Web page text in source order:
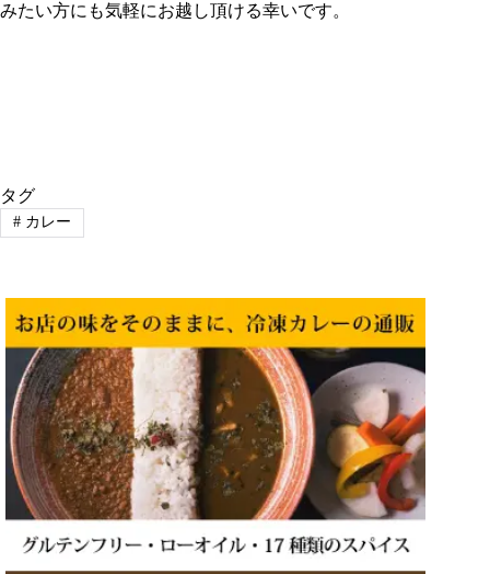
みたい方にも気軽にお越し頂ける幸いです。
タグ
#カレー